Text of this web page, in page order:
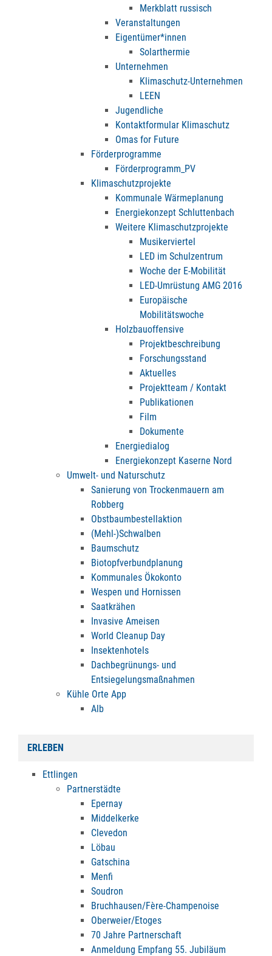
Merkblatt russisch
Veranstaltungen
Eigentümer*innen
Solarthermie
Unternehmen
Klimaschutz-Unternehmen
LEEN
Jugendliche
Kontaktformular Klimaschutz
Omas for Future
Förderprogramme
Förderprogramm_PV
Klimaschutzprojekte
Kommunale Wärmeplanung
Energiekonzept Schluttenbach
Weitere Klimaschutzprojekte
Musikerviertel
LED im Schulzentrum
Woche der E-Mobilität
LED-Umrüstung AMG 2016
Europäische
Mobilitätswoche
Holzbauoffensive
Projektbeschreibung
Forschungsstand
Aktuelles
Projektteam / Kontakt
Publikationen
Film
Dokumente
Energiedialog
Energiekonzept Kaserne Nord
Umwelt- und Naturschutz
Sanierung von Trockenmauern am
Robberg
Obstbaumbestellaktion
(Mehl-)Schwalben
Baumschutz
Biotopfverbundplanung
Kommunales Ökokonto
Wespen und Hornissen
Saatkrähen
Invasive Ameisen
World Cleanup Day
Insektenhotels
Dachbegrünungs- und
Entsiegelungsmaßnahmen
Kühle Orte App
Alb
ERLEBEN
Ettlingen
Partnerstädte
Epernay
Middelkerke
Clevedon
Löbau
Gatschina
Menfi
Soudron
Bruchhausen/Fère-Champenoise
Oberweier/Etoges
70 Jahre Partnerschaft
Anmeldung Empfang 55. Jubiläum